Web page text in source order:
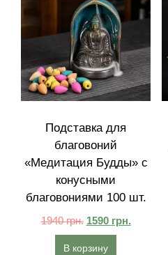
Подставка для
благовоний
«Медитация Будды» с
конусными
благовониями 100 шт.
1940грн. 1590 грн.
В корзину